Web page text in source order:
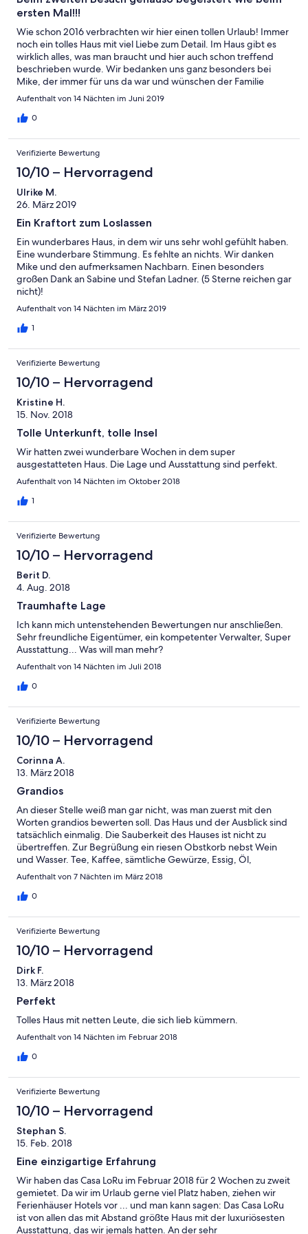
ersten Mal!!!
Wie schon 2016 verbrachten wir hier einen tollen Urlaub! Immer
noch ein tolles Haus mit viel Liebe zum Detail. Im Haus gibt es
wirklich alles, was man braucht und hier auch schon treffend
beschrieben wurde. Wir bedanken uns ganz besonders bei
Mike, der immer für uns da war und wünschen der Familie
Ladner alles Gute!!!
Aufenthalt von 14 Nächten im Juni 2019
0
Verifizierte Bewertung
10/10 – Hervorragend
Ulrike M.
26. März 2019
Ein Kraftort zum Loslassen
Ein wunderbares Haus, in dem wir uns sehr wohl gefühlt haben.
Eine wunderbare Stimmung. Es fehlte an nichts. Wir danken
Mike und den aufmerksamen Nachbarn. Einen besonders
großen Dank an Sabine und Stefan Ladner. (5 Sterne reichen gar
nicht)!
Aufenthalt von 14 Nächten im März 2019
1
Verifizierte Bewertung
10/10 – Hervorragend
Kristine H.
15. Nov. 2018
Tolle Unterkunft, tolle Insel
Wir hatten zwei wunderbare Wochen in dem super
ausgestatteten Haus. Die Lage und Ausstattung sind perfekt.
Aufenthalt von 14 Nächten im Oktober 2018
1
Verifizierte Bewertung
10/10 – Hervorragend
Berit D.
4. Aug. 2018
Traumhafte Lage
Ich kann mich untenstehenden Bewertungen nur anschließen.
Sehr freundliche Eigentümer, ein kompetenter Verwalter, Super
Ausstattung... Was will man mehr?
Aufenthalt von 14 Nächten im Juli 2018
0
Verifizierte Bewertung
10/10 – Hervorragend
Corinna A.
13. März 2018
Grandios
An dieser Stelle weiß man gar nicht, was man zuerst mit den
Worten grandios bewerten soll. Das Haus und der Ausblick sind
tatsächlich einmalig. Die Sauberkeit des Hauses ist nicht zu
übertreffen. Zur Begrüßung ein riesen Obstkorb nebst Wein
und Wasser. Tee, Kaffee, sämtliche Gewürze, Essig, Öl,
Bademäntel, Hausschuhe, Kaminholz....wirklich
genießen. Wir sagen hier vielen, vielen Dank für das alles !
Aufenthalt von 7 Nächten im März 2018
0
Verifizierte Bewertung
10/10 – Hervorragend
Dirk F.
13. März 2018
Perfekt
Tolles Haus mit netten Leute, die sich lieb kümmern.
Aufenthalt von 14 Nächten im Februar 2018
0
Verifizierte Bewertung
10/10 – Hervorragend
Stephan S.
15. Feb. 2018
Eine einzigartige Erfahrung
Wir haben das Casa LoRu im Februar 2018 für 2 Wochen zu zweit
gemietet. Da wir im Urlaub gerne viel Platz haben, ziehen wir
Ferienhäuser Hotels vor ... und man kann sagen: Das Casa LoRu
ist von allen das mit Abstand größte Haus mit der luxuriösesten
Ausstattung, das wir jemals hatten. An der sehr